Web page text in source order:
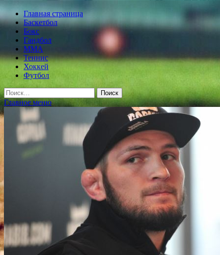
Главная страница
Баскетбол
Бокс
Гандбол
MMA
Теннис
Хоккей
Футбол
Найти:
Главное меню